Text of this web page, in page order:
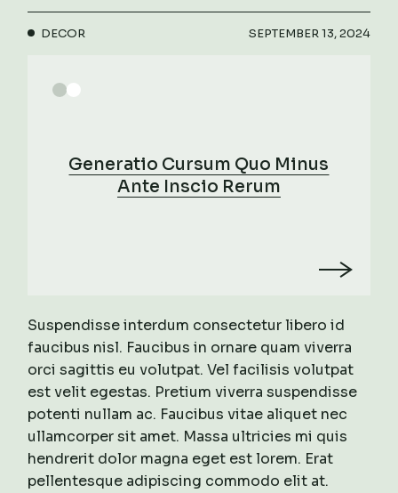
DECOR SEPTEMBER 13, 2024
Generatio Cursum Quo Minus
Ante Inscio Rerum
Suspendisse interdum consectetur libero id
faucibus nisl. Faucibus in ornare quam viverra
orci sagittis eu volutpat. Vel facilisis volutpat
est velit egestas. Pretium viverra suspendisse
potenti nullam ac. Faucibus vitae aliquet nec
ullamcorper sit amet. Massa ultricies mi quis
hendrerit dolor magna eget est lorem. Erat
pellentesque adipiscing commodo elit at.